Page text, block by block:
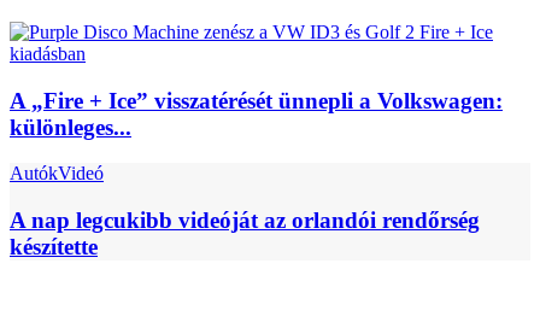
A „Fire + Ice” visszatérését ünnepli a Volkswagen:
különleges...
AutókVideó
A nap legcukibb videóját az orlandói rendőrség
készítette